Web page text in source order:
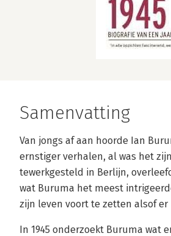
Samenvatting
Van jongs af aan hoorde Ian
ernstiger verhalen, al was het
tewerkgesteld in Berlijn,
wat Buruma het meest
zijn leven voort te zetten alsof er
In 1945 onderzoekt Buruma wat